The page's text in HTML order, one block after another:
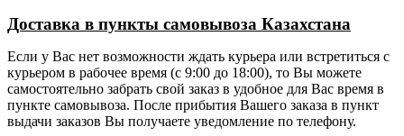
Доставка в пункты самовывоза Казахстана
Если у Вас нет возможности ждать курьера или встретиться с
курьером в рабочее время (с 9:00 до 18:00), то Вы можете
самостоятельно забрать свой заказ в удобное для Вас время в
пункте самовывоза. После прибытия Вашего заказа в пункт
выдачи заказов Вы получаете уведомление по телефону.